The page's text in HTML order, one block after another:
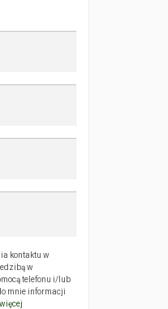
kontaktu w
w
telefonu i/lub
mnie informacji